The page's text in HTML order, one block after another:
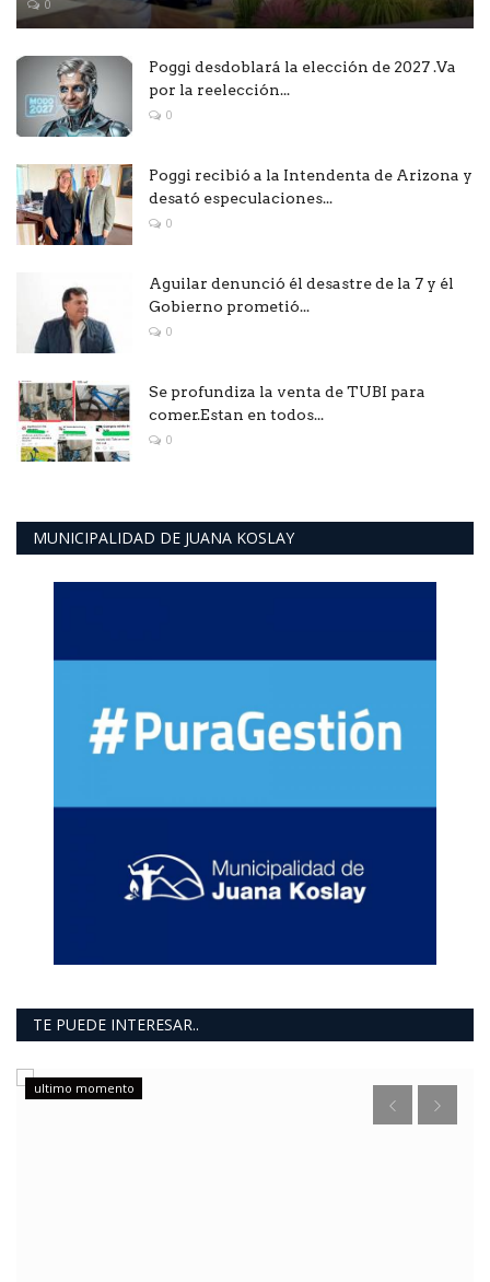
0
Poggi desdoblará la elección de 2027 .Va
por la reelección...
0
Poggi recibió a la Intendenta de Arizona y
desató especulaciones...
0
Aguilar denunció él desastre de la 7 y él
Gobierno prometió...
0
Se profundiza la venta de TUBI para
comer.Estan en todos...
0
MUNICIPALIDAD DE JUANA KOSLAY
TE PUEDE INTERESAR..
ultimo momento